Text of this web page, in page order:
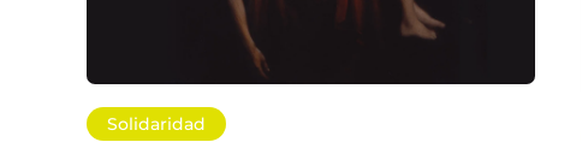
Solidaridad